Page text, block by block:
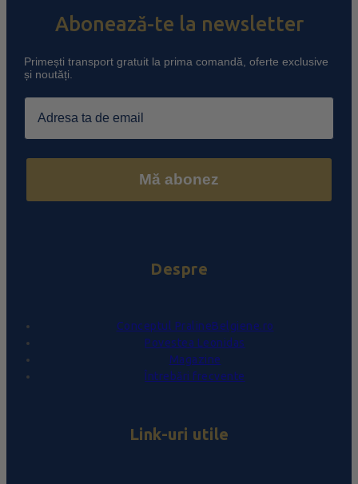
Abonează-te la newsletter
Primești transport gratuit la prima comandă, oferte exclusive
și noutăți.
Email
Mă abonez
Despre
Conceptul PralineBelgiene.ro
Povestea Leonidas
Magazine
Întrebări frecvente
Link-uri utile